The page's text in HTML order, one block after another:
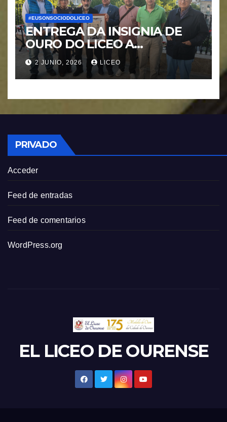
#EUSONSOCIODOLICEO
ENTREGA DA INSIGNIA DE
OURO DO LICEO A
FRANCISCO NOVOA
RODRIGUEZ
2 JUNIO, 2026 LICEO
PRIVADO
Acceder
Feed de entradas
Feed de comentarios
WordPress.org
EL LICEO DE OURENSE